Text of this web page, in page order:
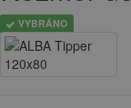
VYBRÁNO